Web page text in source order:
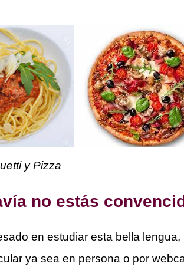
y Pizza
no estás
en estudiar esta bella
ya sea en persona o por